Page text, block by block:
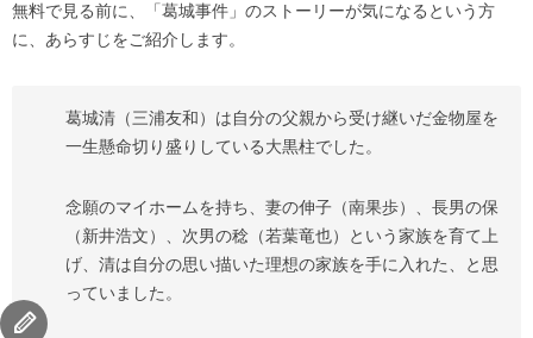
無料で見る前に、「葛城事件」のストーリーが気になるという方
に、あらすじをご紹介します。
葛城清（三浦友和）は自分の父親から受け継いだ金物屋を
一生懸命切り盛りしている大黒柱でした。
念願のマイホームを持ち、妻の伸子（南果歩）、長男の保
（新井浩文）、次男の稔（若葉竜也）という家族を育て上
げ、清は自分の思い描いた理想の家族を手に入れた、と思
っていました。